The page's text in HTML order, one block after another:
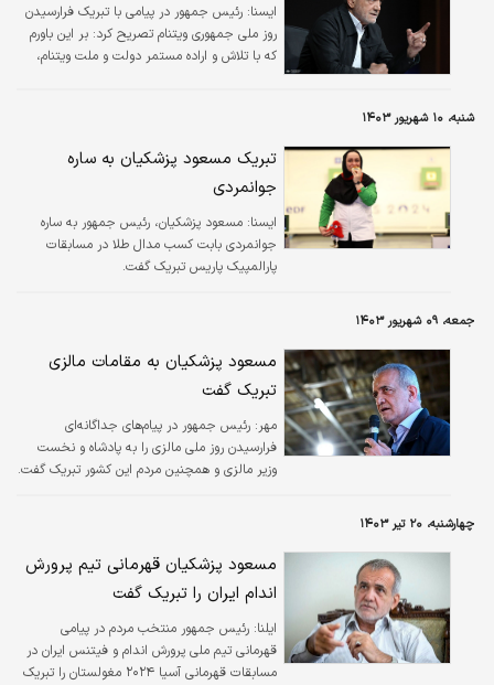
ايسنا: رئیس جمهور در پیامی با تبریک فرارسیدن
روز ملی جمهوری ویتنام تصریح کرد: بر این باورم
که با تلاش و اراده مستمر دولت و ملت ویتنام،
شنبه، ۱۰ شهریور ۱۴۰۳
تبریک مسعود پزشکیان به ساره
جوانمردی
ايسنا: مسعود پزشکیان، رئیس جمهور به ساره
جوانمردی بابت کسب مدال طلا در مسابقات
پارالمپیک پاریس تبریک گفت.
جمعه، ۰۹ شهریور ۱۴۰۳
مسعود پزشکیان به مقامات مالزی
تبریک گفت
مهر: رئیس جمهور در پیام‌های جداگانه‌ای
فرارسیدن روز ملی مالزی را به پادشاه و نخست
وزیر مالزی و همچنین مردم این کشور تبریک گفت.
چهارشنبه، ۲۰ تیر ۱۴۰۳
مسعود پزشکیان قهرمانی تیم پرورش
اندام ایران را تبریک گفت
ایلنا: رئیس جمهور منتخب مردم در پیامی
قهرمانی تیم ملی پرورش اندام و فیتنس ایران در
مسابقات قهرمانی آسیا ۲۰۲۴ مغولستان را تبریک